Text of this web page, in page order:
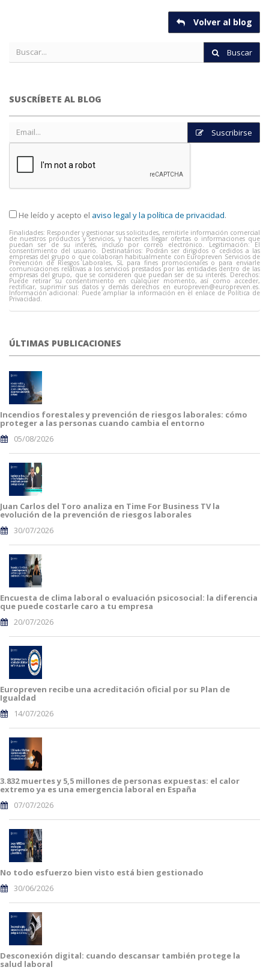
Volver al blog
Buscar
SUSCRÍBETE AL BLOG
Suscribirse
He leído y acepto el aviso legal y la política de privacidad.
Finalidades: Responder y gestionar sus solicitudes, remitirle información comercial
de nuestros productos y servicios, y hacerles llegar ofertas o informaciones que
puedan ser de su interés, incluso por correo electrónico. Legitimación: El
consentimiento del usuario. Destinatarios: Podrán ser dirigidos o cedidos a las
empresas del grupo o que colaboran habitualmente con Europreven Servicios de
Prevención de Riesgos Laborales, SL para fines promocionales o para enviarle
comunicaciones relativas a los servicios prestados por las entidades dentro de las
empresas del grupo, que se consideren que puedan ser de su interés. Derechos:
Puede retirar su consentimiento en cualquier momento, así como acceder,
rectificar, suprimir sus datos y demás derechos en europreven@europreven.es.
Información adicional: Puede ampliar la información en el enlace de Política de
Privacidad.
ÚLTIMAS PUBLICACIONES
Incendios forestales y prevención de riesgos laborales: cómo
proteger a las personas cuando cambia el entorno
05/08/2026
Juan Carlos del Toro analiza en Time For Business TV la
evolución de la prevención de riesgos laborales
30/07/2026
Encuesta de clima laboral o evaluación psicosocial: la diferencia
que puede costarle caro a tu empresa
20/07/2026
Europreven recibe una acreditación oficial por su Plan de
Igualdad
14/07/2026
3.832 muertes y 5,5 millones de personas expuestas: el calor
extremo ya es una emergencia laboral en España
07/07/2026
No todo esfuerzo bien visto está bien gestionado
30/06/2026
Desconexión digital: cuando descansar también protege la
salud laboral